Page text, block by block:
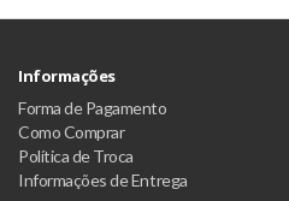
Informações
Forma de Pagamento
Como Comprar
Política de Troca
Informações de Entrega